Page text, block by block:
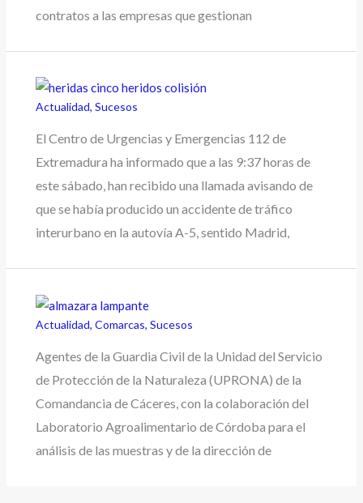
contratos a las empresas que gestionan
Actualidad,Sucesos
El Centro de Urgencias y Emergencias 112 de
Extremadura ha informado que a las 9:37 horas de
este sábado, han recibido una llamada avisando de
que se había producido un accidente de tráfico
interurbano en la autovía A-5, sentido Madrid,
Actualidad,Comarcas,Sucesos
Agentes de la Guardia Civil de la Unidad del Servicio
de Protección de la Naturaleza (UPRONA) de la
Comandancia de Cáceres, con la colaboración del
Laboratorio Agroalimentario de Córdoba para el
análisis de las muestras y de la dirección de